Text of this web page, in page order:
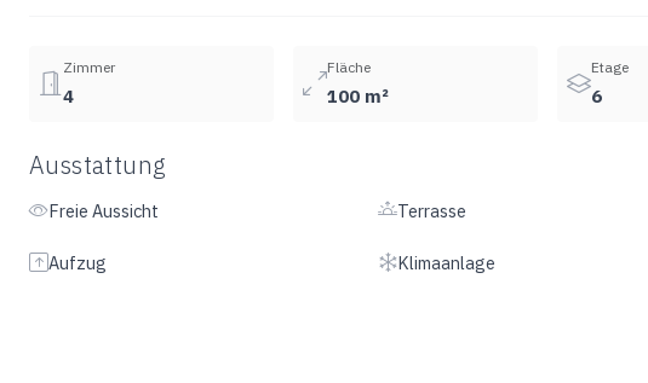
Zimmer
4
Fläche
100 m²
Etage
6
Ausstattung
Freie Aussicht Terrasse
Aufzug Klimaanlage